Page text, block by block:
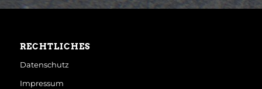
RECHTLICHES
Datenschutz
Impressum